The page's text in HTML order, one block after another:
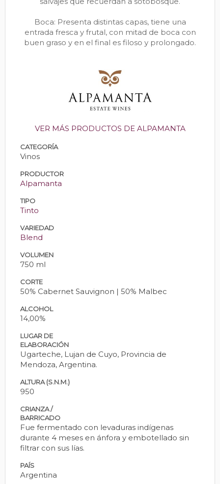
Boca: Presenta distintas capas, tiene una
entrada fresca y frutal, con mitad de boca con
buen graso y en el final es filoso y prolongado.
VER MÁS PRODUCTOS DE ALPAMANTA
CATEGORÍA
Vinos
PRODUCTOR
Alpamanta
TIPO
Tinto
VARIEDAD
Blend
VOLUMEN
750 ml
CORTE
50% Cabernet Sauvignon | 50% Malbec
ALCOHOL
14,00%
LUGAR DE
ELABORACIÓN
Ugarteche, Lujan de Cuyo, Provincia de
Mendoza, Argentina.
ALTURA (S.N.M.)
950
CRIANZA /
BARRICADO
Fue fermentado con levaduras indígenas
durante 4 meses en ánfora y embotellado sin
filtrar con sus lías.
PAÍS
Argentina